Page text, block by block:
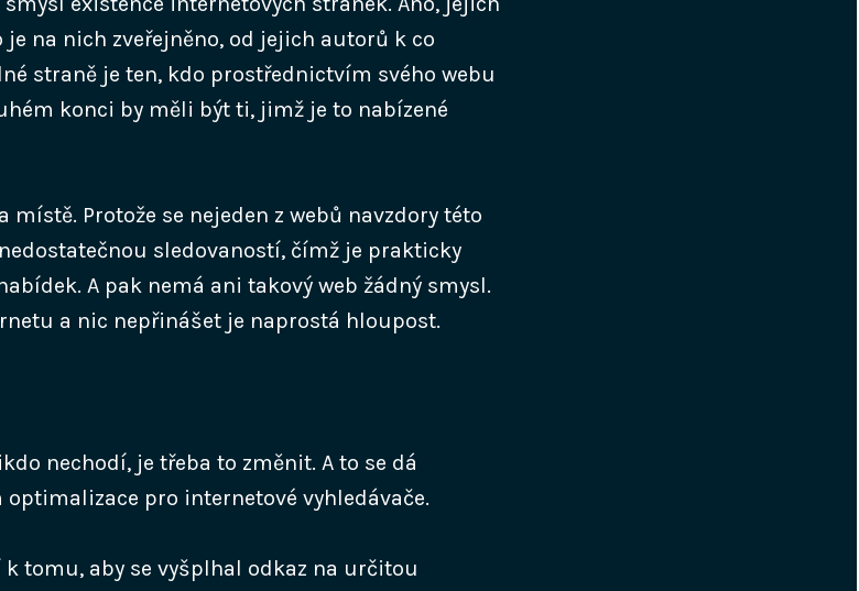
je na nich zveřejněno, od jejich autorů k co
straně je ten, kdo prostřednictvím svého webu
konci by měli být ti, jimž je to nabízené
místě. Protože se nejeden z webů navzdory této
sledovaností, čímž je prakticky
A pak nemá ani takový web žádný smysl.
a nic nepřinášet je naprostá hloupost.
nechodí, je třeba to změnit. A to se dá
pro internetové vyhledávače.
tomu, aby se vyšplhal odkaz na určitou